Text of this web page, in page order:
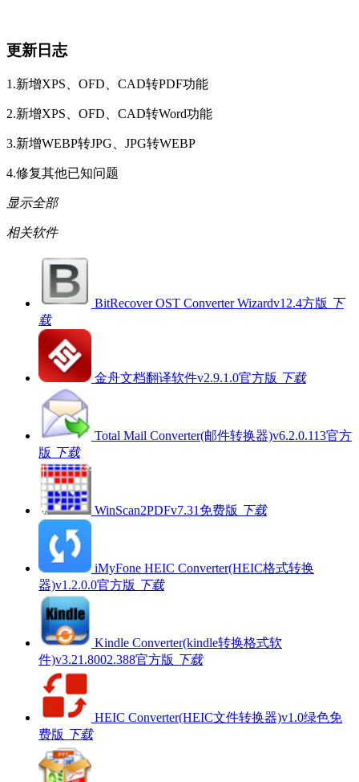
更新日志
1.新增XPS、OFD、CAD转PDF功能
2.新增XPS、OFD、CAD转Word功能
3.新增WEBP转JPG、JPG转WEBP
4.修复其他已知问题
显示全部
相关软件
BitRecover OST Converter Wizardv12.4方版 下
载
金舟文档翻译软件v2.9.1.0官方版 下载
Total Mail Converter(邮件转换器)v6.2.0.113官方
版 下载
WinScan2PDFv7.31免费版 下载
iMyFone HEIC Converter(HEIC格式转换
器)v1.2.0.0官方版 下载
Kindle Converter(kindle转换格式软
件)v3.21.8002.388官方版 下载
HEIC Converter(HEIC文件转换器)v1.0绿色免
费版 下载